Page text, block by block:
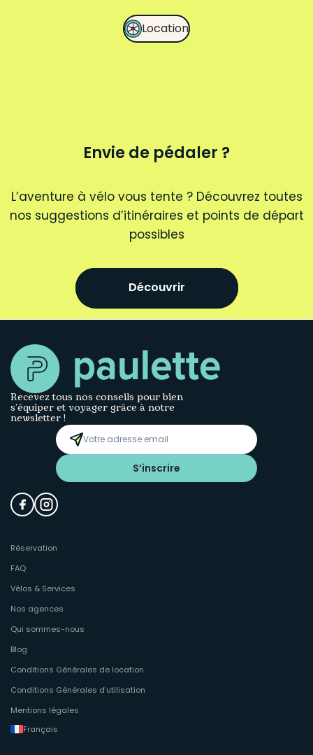
Location
Envie de pédaler ?
L’aventure à vélo vous tente ? Découvrez toutes
nos suggestions d’itinéraires et points de départ
possibles
Découvrir
Recevez tous nos conseils pour bien
s’équiper et voyager grâce à notre
newsletter !
S’inscrire
Réservation
FAQ
Vélos & Services
Nos agences
Qui sommes-nous
Blog
Conditions Générales de location
Conditions Générales d’utilisation
Mentions légales
Français